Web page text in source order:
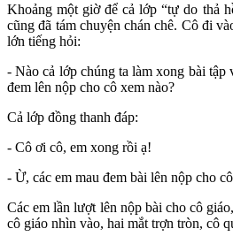
Khoảng một giờ để cả lớp “tự do thả
cũng đã tám chuyện chán chê. Cô đi
lớn tiếng hỏi:
- Nào cả lớp chúng ta làm xong bài
đem lên nộp cho cô xem nào?
Cả lớp đồng thanh đáp:
- Cô ơi cô, em xong rồi ạ!
- Ừ, các em mau đem bài lên nộp cho
Các em lần lượt lên nộp bài cho cô
cô giáo nhìn vào, hai mắt trợn tròn, cô